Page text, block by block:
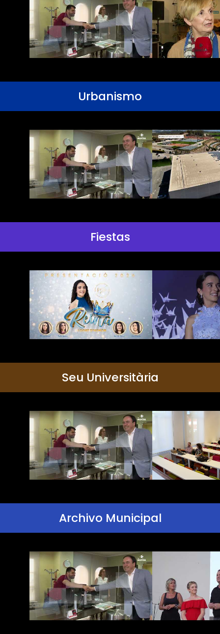
Urbanismo
Fiestas
Seu Universitària
Archivo Municipal